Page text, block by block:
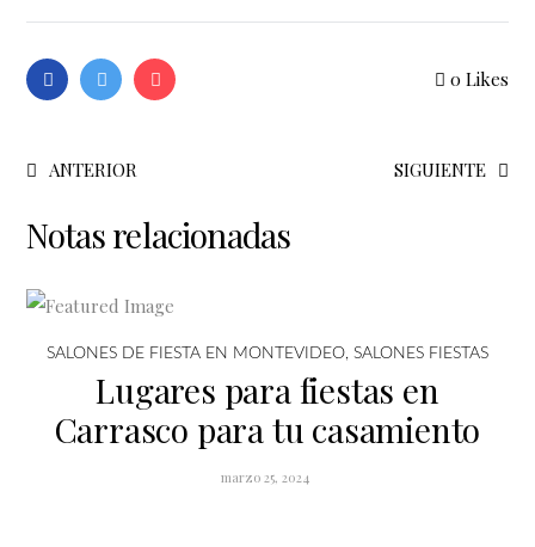
0 Likes
ANTERIOR SIGUIENTE
Notas relacionadas
SALONES DE FIESTA EN MONTEVIDEO, SALONES FIESTAS
Lugares para fiestas en
Carrasco para tu casamiento
marzo 25, 2024